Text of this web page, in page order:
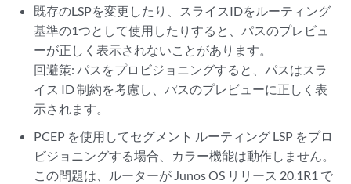
既存のLSPを変更したり、スライスIDをルーティング
基準の1つとして使用したりすると、パスのプレビュ
ーが正しく表示されないことがあります。
回避策: パスをプロビジョニングすると、パスはスラ
イス ID 制約を考慮し、パスのプレビューに正しく表
示されます。
PCEP を使用してセグメント ルーティング LSP をプロ
ビジョニングする場合、カラー機能は動作しません。
この問題は、ルーターが Junos OS リリース 20.1R1 で